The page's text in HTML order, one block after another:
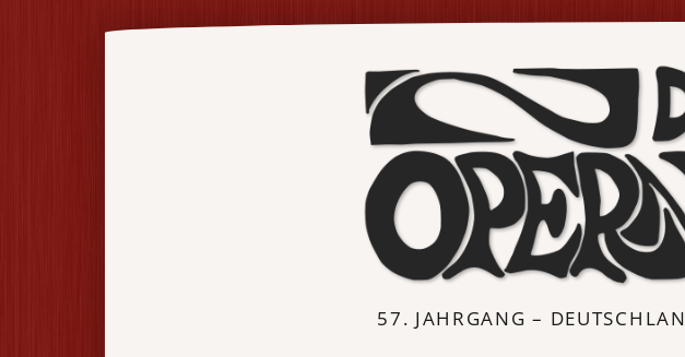
57. JAHRGANG –